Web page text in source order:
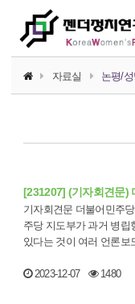
자료실 논평/성
논평/성명
연구자료
행사자료
카드뉴스
[231207] (기자회견문)
기자회견문 더불어민주당은 선거제 개혁 책임지고 완수하라! 더불어민
주당 지도부가 과거 병립
있다는 것이 여러 언론
2023-12-07 1480